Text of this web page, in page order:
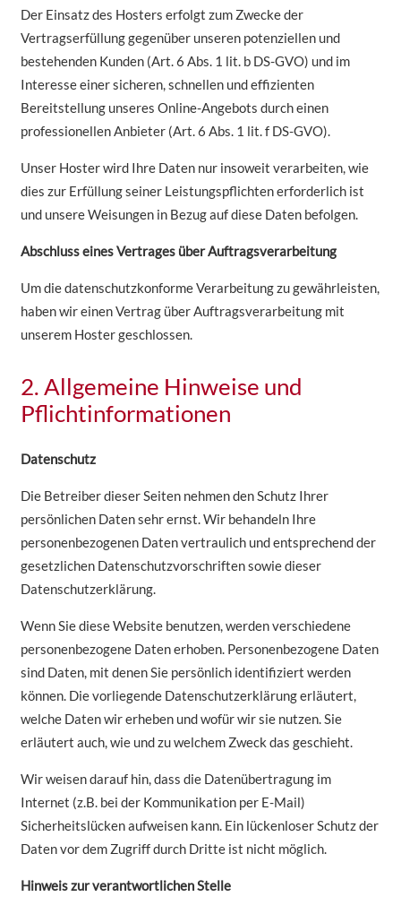
Der Einsatz des Hosters erfolgt zum Zwecke der
Vertragserfüllung gegenüber unseren potenziellen und
bestehenden Kunden (Art. 6 Abs. 1 lit. b DS-GVO) und im
Interesse einer sicheren, schnellen und effizienten
Bereitstellung unseres Online-Angebots durch einen
professionellen Anbieter (Art. 6 Abs. 1 lit. f DS-GVO).
Unser Hoster wird Ihre Daten nur insoweit verarbeiten, wie
dies zur Erfüllung seiner Leistungspflichten erforderlich ist
und unsere Weisungen in Bezug auf diese Daten befolgen.
Abschluss eines Vertrages über Auftragsverarbeitung
Um die datenschutzkonforme Verarbeitung zu gewährleisten,
haben wir einen Vertrag über Auftragsverarbeitung mit
unserem Hoster geschlossen.
2. Allgemeine Hinweise und
Pflichtinformationen
Datenschutz
Die Betreiber dieser Seiten nehmen den Schutz Ihrer
persönlichen Daten sehr ernst. Wir behandeln Ihre
personenbezogenen Daten vertraulich und entsprechend der
gesetzlichen Datenschutzvorschriften sowie dieser
Datenschutzerklärung.
Wenn Sie diese Website benutzen, werden verschiedene
personenbezogene Daten erhoben. Personenbezogene Daten
sind Daten, mit denen Sie persönlich identifiziert werden
können. Die vorliegende Datenschutzerklärung erläutert,
welche Daten wir erheben und wofür wir sie nutzen. Sie
erläutert auch, wie und zu welchem Zweck das geschieht.
Wir weisen darauf hin, dass die Datenübertragung im
Internet (z.B. bei der Kommunikation per E-Mail)
Sicherheitslücken aufweisen kann. Ein lückenloser Schutz der
Daten vor dem Zugriff durch Dritte ist nicht möglich.
Hinweis zur verantwortlichen Stelle